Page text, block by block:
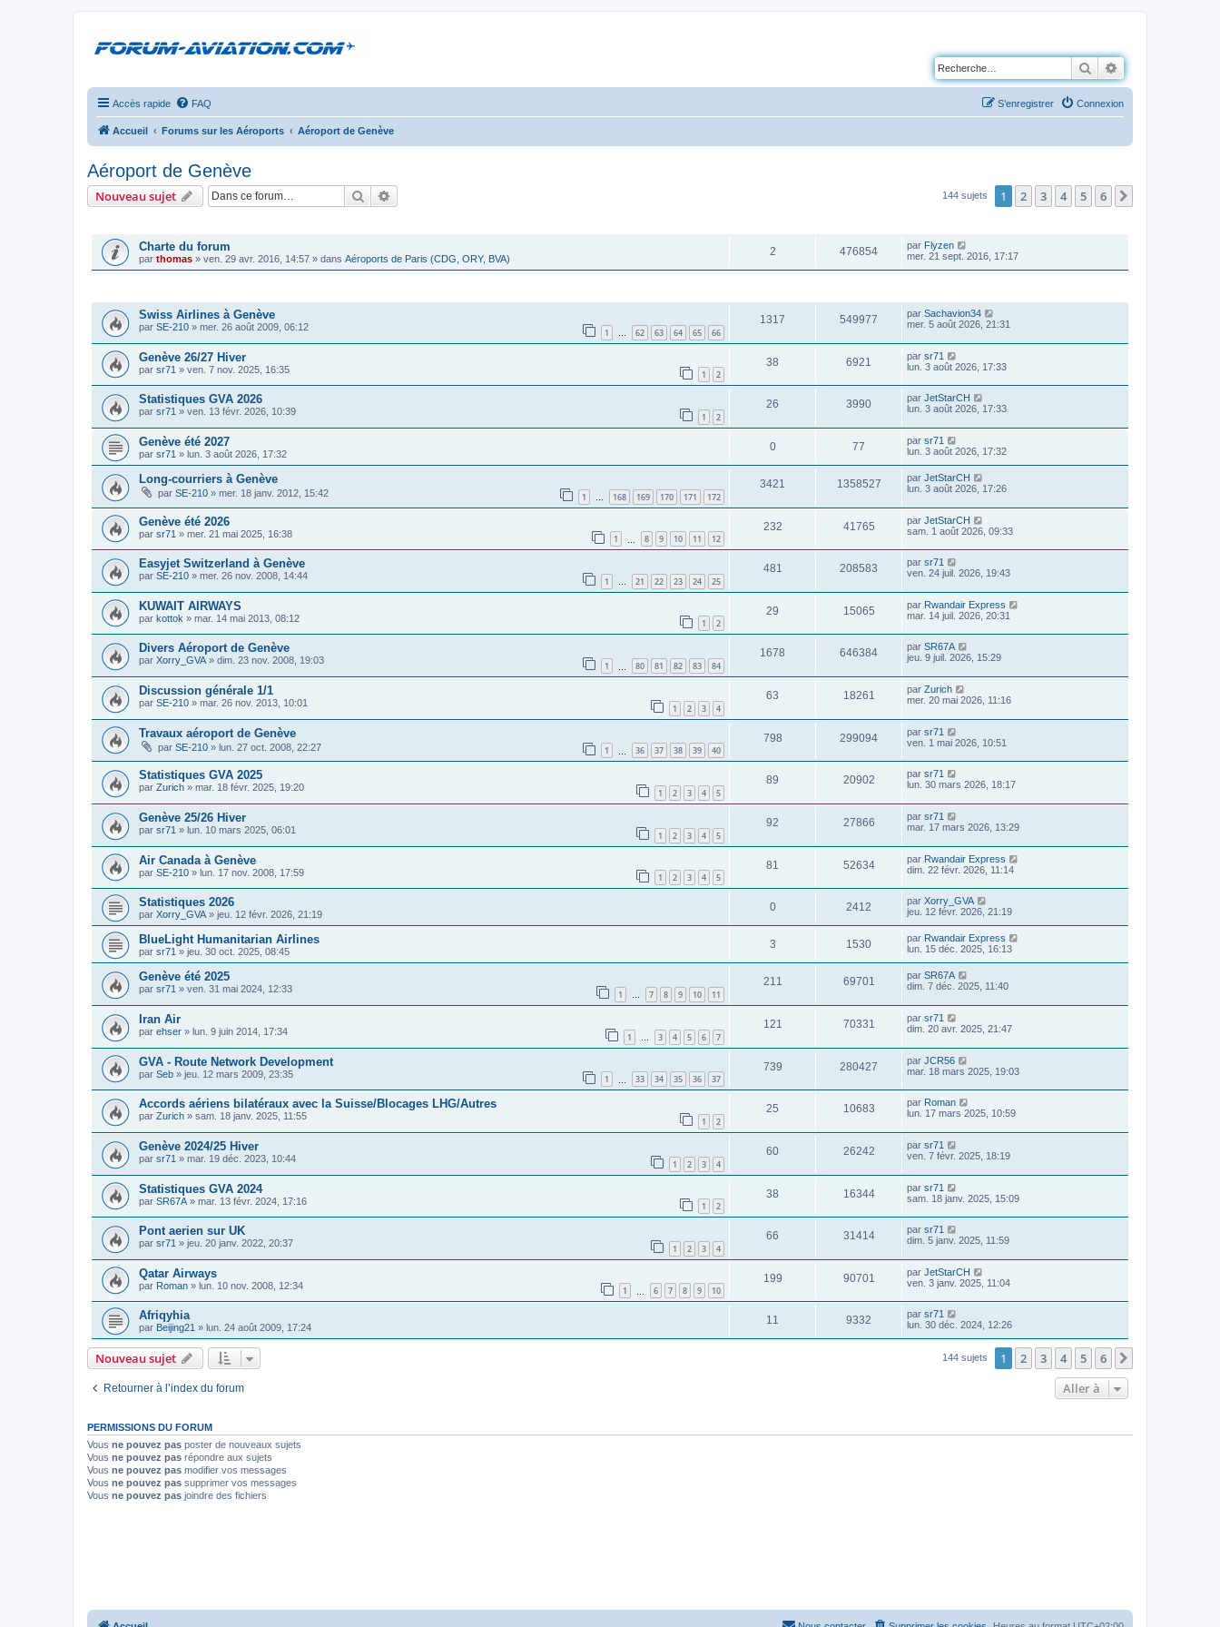
Rechercher
Accès rapide FAQ Connexion
S’enregistrer
Accueil Forums sur les Aéroports Aéroport de Genève
Aéroport de Genève
Nouveau sujet Rechercher 144 sujets 1 2 3 4 5 6
Charte du forum
par thomas » ven. 29 avr. 2016, 14:57 » dans Aéroports de Paris (CDG, ORY, BVA)
2 476854 par Flyzen
mer. 21 sept. 2016, 17:17
Swiss Airlines à Genève
par SE-210 » mer. 26 août 2009, 06:12 1 … 62 63 64 65 66
1317 549977 par Sachavion34
mer. 5 août 2026, 21:31
Genève 26/27 Hiver
par sr71 » ven. 7 nov. 2025, 16:35 1 2
38 6921 par sr71
lun. 3 août 2026, 17:33
Statistiques GVA 2026
par sr71 » ven. 13 févr. 2026, 10:39 1 2
26 3990 par JetStarCH
lun. 3 août 2026, 17:33
Genève été 2027
par sr71 » lun. 3 août 2026, 17:32
0 77 par sr71
lun. 3 août 2026, 17:32
Long-courriers à Genève
par SE-210 » mer. 18 janv. 2012, 15:42 1 … 168 169 170 171 172
3421 1358527 par JetStarCH
lun. 3 août 2026, 17:26
Genève été 2026
par sr71 » mer. 21 mai 2025, 16:38 1 8 9 10 11 12
232 41765 par JetStarCH
sam. 1 août 2026, 09:33
Easyjet Switzerland à Genève
par SE-210 » mer. 26 nov. 2008, 14:44 1 … 21 22 23 24 25
481 208583 par sr71
ven. 24 juil. 2026, 19:43
KUWAIT AIRWAYS
par kottok » mar. 14 mai 2013, 08:12 1 2
29 15065 par Rwandair Express
mar. 14 juil. 2026, 20:31
Divers Aéroport de Genève
par Xorry_GVA» dim. 23 nov. 2008, 19:03 1 80 81 82 83 84
1678 646384 par SR67A
jeu. 9 juil. 2026, 15:29
Discussion générale 1/1
par SE-210 » mar. 26 nov. 2013, 10:01 1 2 3 4
63 18261 par Zurich
mer. 20 mai 2026, 11:16
Travaux aéroport de Genève
par SE-210 » lun. 27 oct. 2008, 22:27 1 36 37 38 39 40
798 299094 par sr71
ven. 1 mai 2026, 10:51
Statistiques GVA 2025
par Zurich » mar. 18 févr. 2025, 19:20 1 2 3 4 5
89 20902 par sr71
lun. 30 mars 2026, 18:17
Genève 25/26 Hiver
par sr71 » lun. 10 mars 2025, 06:01 1 2 3 4 5
92 27866 par sr71
mar. 17 mars 2026, 13:29
Air Canada à Genève
par SE-210 » lun. 17 nov. 2008, 17:59 1 2 3 4 5
81 52634 par Rwandair Express
dim. 22 févr. 2026, 11:14
Statistiques 2026
par Xorry_GVA » jeu. 12 févr. 2026, 21:19
0 2412 par Xorry_GVA
jeu. 12 févr. 2026, 21:19
BlueLight Humanitarian Airlines
par sr71 » jeu. 30 oct. 2025, 08:45
3 1530 par Rwandair Express
lun. 15 déc. 2025, 16:13
Genève été 2025
par sr71 » ven. 31 mai 2024, 12:33 1 … 7 8 9 10 11
211 69701 par SR67A
dim. 7 déc. 2025, 11:40
Iran Air
par ehser » lun. 9 juin 2014, 17:34 1 … 3 4 5 6 7
121 70331 par sr71
dim. 20 avr. 2025, 21:47
GVA - Route Network Development
par Seb » jeu. 12 mars 2009, 23:35 1 33 34 35 36 37
739 280427 par JCR56
mar. 18 mars 2025, 19:03
Accords aériens bilatéraux avec la Suisse/Blocages LHG/Autres
par Zurich » sam. 18 janv. 2025, 11:55 1 2
25 10683 par Roman
lun. 17 mars 2025, 10:59
Genève 2024/25 Hiver
par sr71 » mar. 19 déc. 2023, 10:44 1 2 3 4
60 26242 par sr71
ven. 7 févr. 2025, 18:19
Statistiques GVA 2024
par SR67A » mar. 13 févr. 2024, 17:16 1 2
38 16344 par sr71
sam. 18 janv. 2025, 15:09
Pont aerien sur UK
par sr71 » jeu. 20 janv. 2022, 20:37 1 2 3 4
66 31414 par sr71
dim. 5 janv. 2025, 11:59
Qatar Airways
par Roman » lun. 10 nov. 2008, 12:34 1 6 7 8 9 10
199 90701 par JetStarCH
ven. 3 janv. 2025, 11:04
Afriqyhia
par Beijing21 » lun. 24 août 2009, 17:24
11 9332 par sr71
lun. 30 déc. 2024, 12:26
Nouveau sujet 144 sujets 1 2 3 4 5 6
Retourner à l’index du forum Aller à
PERMISSIONS DU FORUM
Vous ne pouvez pas poster de nouveaux sujets
Vous ne pouvez pas répondre aux sujets
Vous ne pouvez pas modifier vos messages
Vous ne pouvez pas supprimer vos messages
Vous ne pouvez pas joindre des fichiers